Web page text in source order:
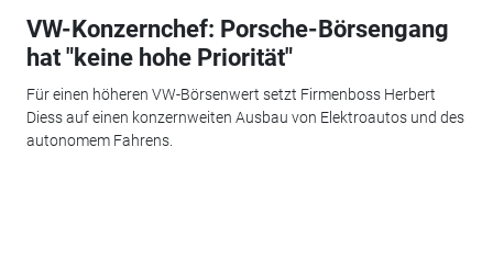
VW-Konzernchef: Porsche-Börsengang
hat "keine hohe Priorität"
Für einen höheren VW-Börsenwert setzt Firmenboss Herbert
Diess auf einen konzernweiten Ausbau von Elektroautos und des
autonomem Fahrens.